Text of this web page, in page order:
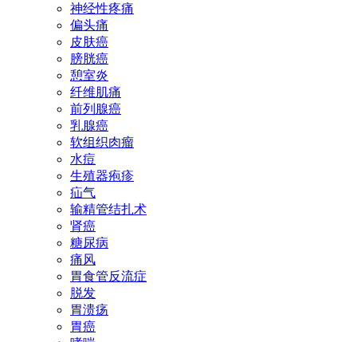
神经性疼痛
偏头痛
皮肤癌
膀胱癌
憩室炎
纤维肌痛
前列腺癌
乳腺癌
软组织肉瘤
水痘
生殖器疱疹
疝气
输精管结扎术
肾癌
糖尿病
痛风
胃食管反流症
脱发
胃溃疡
胃癌